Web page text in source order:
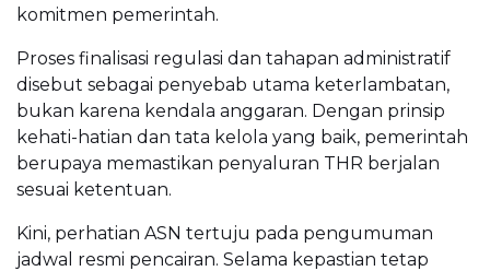
komitmen pemerintah.
Proses finalisasi regulasi dan tahapan administratif
disebut sebagai penyebab utama keterlambatan,
bukan karena kendala anggaran. Dengan prinsip
kehati-hatian dan tata kelola yang baik, pemerintah
berupaya memastikan penyaluran THR berjalan
sesuai ketentuan.
Kini, perhatian ASN tertuju pada pengumuman
jadwal resmi pencairan. Selama kepastian tetap